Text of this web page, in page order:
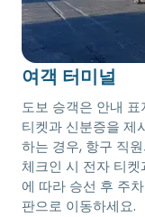
여객 터미널
도보 승객은 안내
티켓과 신분증을 제
하는 경우, 항구 직
체크인 시 전자 티
에 따라 승선 후 주
판으로 이동하세요.